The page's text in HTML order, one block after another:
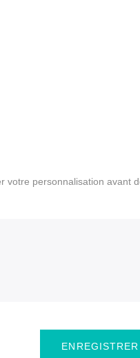
votre personnalisation avant